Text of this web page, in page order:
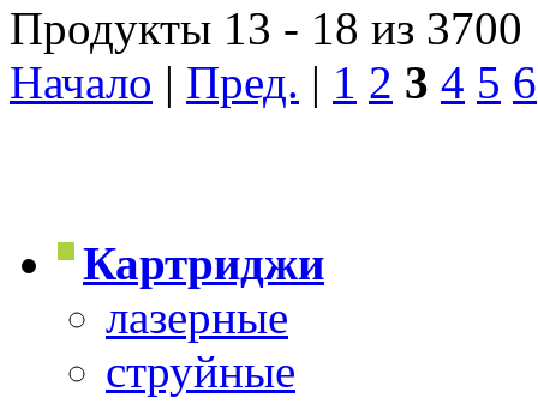
Продукты 13 - 18 из 3700
Начало | Пред. | 1 2 3 4 5 6
Картриджи
лазерные
струйные